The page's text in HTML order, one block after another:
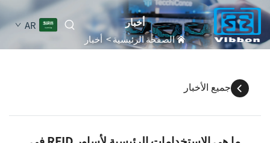
AR أخبار
الصفحة الرئيسية> أخبار
جميع الأخبار